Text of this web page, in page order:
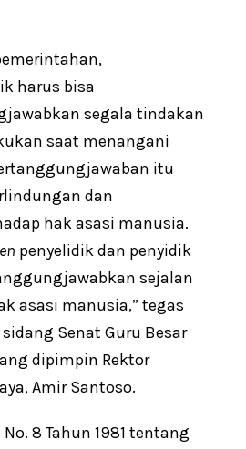
harus bisa
segala tindakan
saat menangani
itu
dan
hak asasi manusia.
penyelidik dan penyidik
sejalan
asasi manusia,” tegas
Senat Guru Besar
dipimpin Rektor
Amir Santoso.
8 Tahun 1981 tentang